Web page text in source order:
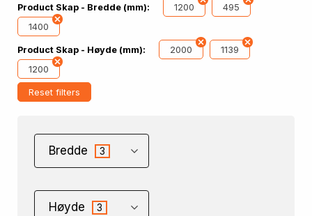
Product Skap - Bredde (mm): 1200
495
1400
Product Skap - Høyde (mm): 2000
1139
1200
Reset filters
Bredde 3
Høyde 3